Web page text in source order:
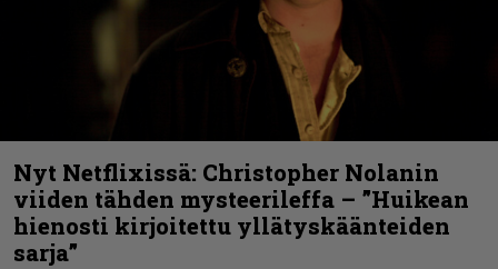
Nyt Netflixissä: Christopher Nolanin
viiden tähden mysteerileffa – ”Huikean
hienosti kirjoitettu yllätyskäänteiden
sarja”